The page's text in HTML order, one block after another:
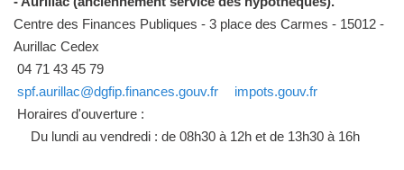
Centre des Finances Publiques - 3 place des Carmes - 15012 -
Aurillac Cedex
04 71 43 45 79
spf.aurillac@dgfip.finances.gouv.fr
impots.gouv.fr
Horaires d'ouverture :
Du lundi au vendredi : de 08h30 à 12h et de 13h30 à 16h